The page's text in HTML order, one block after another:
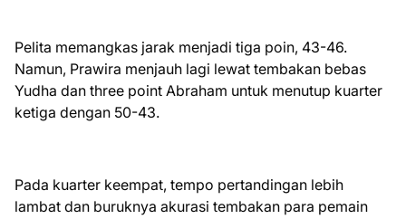
Pelita memangkas jarak menjadi tiga poin, 43-46.
Namun, Prawira menjauh lagi lewat tembakan bebas
Yudha dan three point Abraham untuk menutup kuarter
ketiga dengan 50-43.
Pada kuarter keempat, tempo pertandingan lebih
lambat dan buruknya akurasi tembakan para pemain